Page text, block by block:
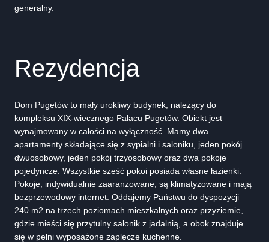
generalny.
Rezydencja
Dom Pugetów to mały urokliwy budynek, należący do
kompleksu XIX-wiecznego Pałacu Pugetów. Obiekt jest
wynajmowany w całości na wyłączność. Mamy dwa
apartamenty składające się z sypialni i saloniku, jeden pokój
dwuosobowy, jeden pokój trzyosobowy oraz dwa pokoje
pojedyncze. Wszystkie sześć pokoi posiada własne łazienki.
Pokoje, indywidualnie zaaranżowane, są klimatyzowane i mają
bezprzewodowy internet. Oddajemy Państwu do dyspozycji
240 m2 na trzech poziomach mieszkalnych oraz przyziemie,
gdzie mieści się przytulny salonik z jadalnią, a obok znajduje
się w pełni wyposażone zaplecze kuchenne.